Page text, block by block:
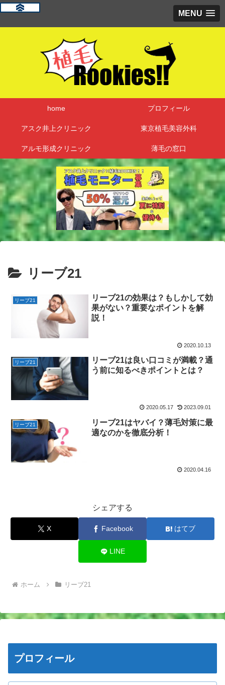
MENU
home プロフィール
アスク井上クリニック 東京植毛美容外科
アルモ形成クリニック 薄毛の窓口
リーブ21
リーブ21
リーブ21の効果は？もしかして効
果がない？重要なポイントを解
説！
2020.10.13
リーブ21
リーブ21は良い口コミが満載？通
う前に知るべきポイントとは？
2020.05.17 2023.09.01
リーブ21
リーブ21はヤバイ？薄毛対策に最
適なのかを徹底分析！
2020.04.16
シェアする
X Facebook はてブ
LINE
ホーム リーブ21
プロフィール